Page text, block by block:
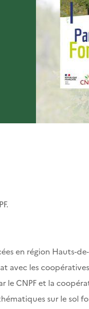
en région Hauts-
avec les
le CNPF et la
sur le sol